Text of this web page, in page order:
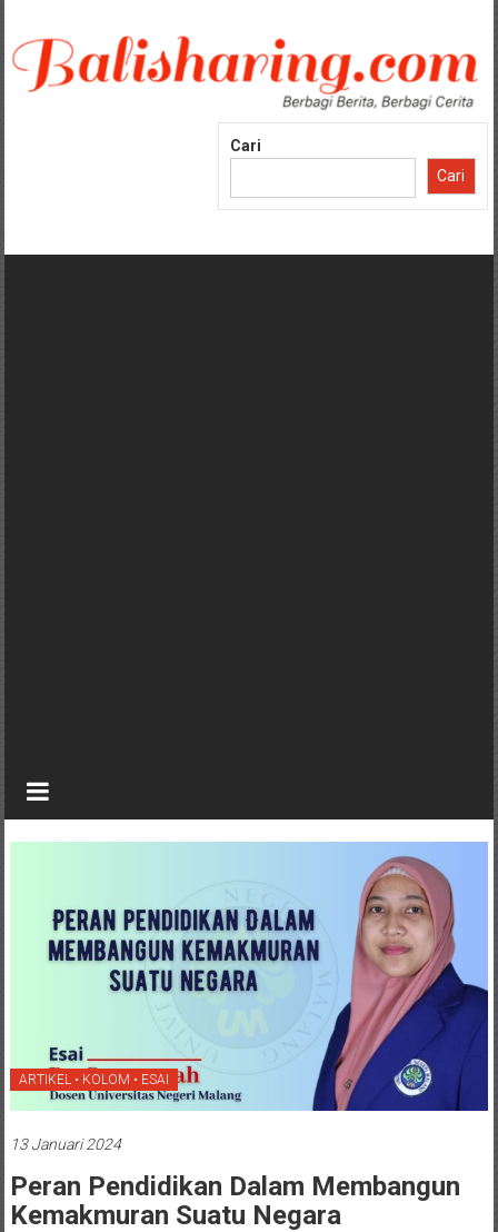
konten
Cari
Cari
ARTIKEL • KOLOM • ESAI
13 Januari 2024
Peran Pendidikan Dalam Membangun
Kemakmuran Suatu Negara